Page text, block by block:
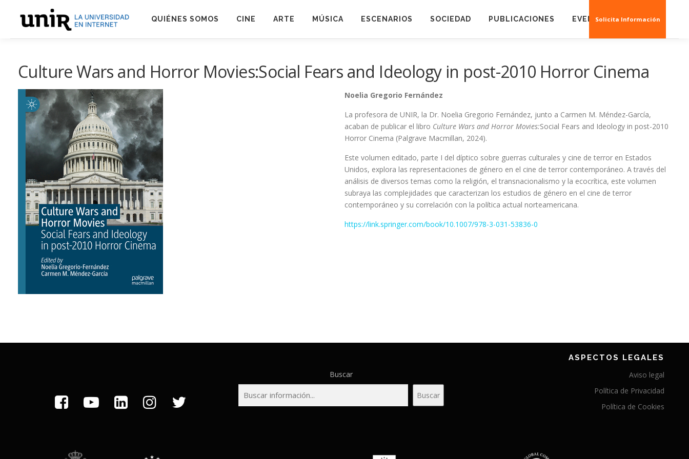
content
QUIÉNES SOMOS CINE ARTE MÚSICA ESCENARIOS SOCIEDAD PUBLICACIONES EVENTOS CREAS 3D
Culture Wars and Horror Movies:Social Fears and Ideology in post-2010 Horror Cinema
Noelia Gregorio Fernández
La profesora de UNIR, la Dr. Noelia Gregorio Fernández, junto a Carmen M. Méndez-García,
acaban de publicar el libro Culture Wars and Horror Movies:Social Fears and Ideology in post-2010
Horror Cinema (Palgrave Macmillan, 2024).
Este volumen editado, parte I del díptico sobre guerras culturales y cine de terror en Estados
Unidos, explora las representaciones de género en el cine de terror contemporáneo. A través del
análisis de diversos temas como la religión, el transnacionalismo y la ecocrítica, este volumen
subraya las complejidades que caracterizan los estudios de género en el cine de terror
contemporáneo y su correlación con la política actual norteamericana.
https://link.springer.com/book/10.1007/978-3-031-53836-0
Buscar
Buscar
Solicita Información
ASPECTOS LEGALES
Aviso legal
Política de Privacidad
Política de Cookies